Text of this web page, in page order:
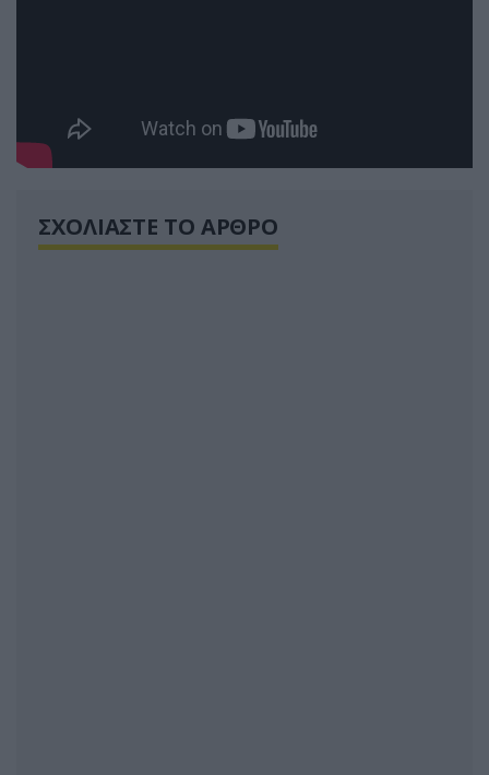
ΣΧΟΛΙΑΣΤΕ ΤΟ ΑΡΘΡΟ